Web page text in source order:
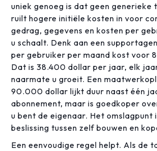
uniek genoeg is dat geen generieke
ruilt hogere initiële kosten in voor
gedrag, gegevens en kosten per
u schaalt. Denk aan een
per gebruiker per maand kost voor
Dat is 38.400 dollar per jaar, elk
naarmate u groeit. Een
90.000 dollar lijkt duur naast één
abonnement, maar is goedkoper
u bent de eigenaar. Het omslagpunt
beslissing tussen zelf bouwen en
Een eenvoudige regel helpt. Als de